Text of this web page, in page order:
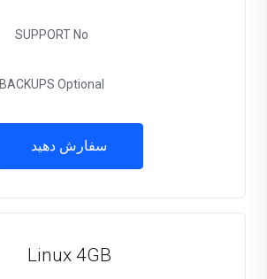
SUPPORTNo
BACKUPS Optional
سفارش دهید
Linux 4GB